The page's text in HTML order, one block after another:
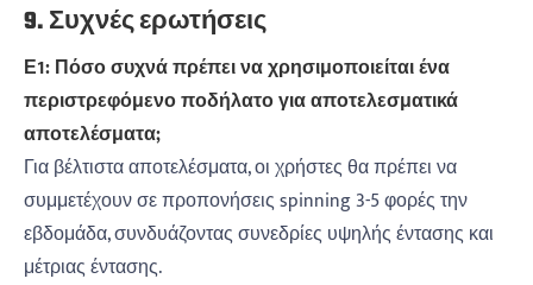
9. Συχνές ερωτήσεις
Ε1: Πόσο συχνά πρέπει να χρησιμοποιείται ένα
περιστρεφόμενο ποδήλατο για αποτελεσματικά
αποτελέσματα;
Για βέλτιστα αποτελέσματα, οι χρήστες θα πρέπει να
συμμετέχουν σε προπονήσεις spinning 3-5 φορές την
εβδομάδα, συνδυάζοντας συνεδρίες υψηλής έντασης και
μέτριας έντασης.